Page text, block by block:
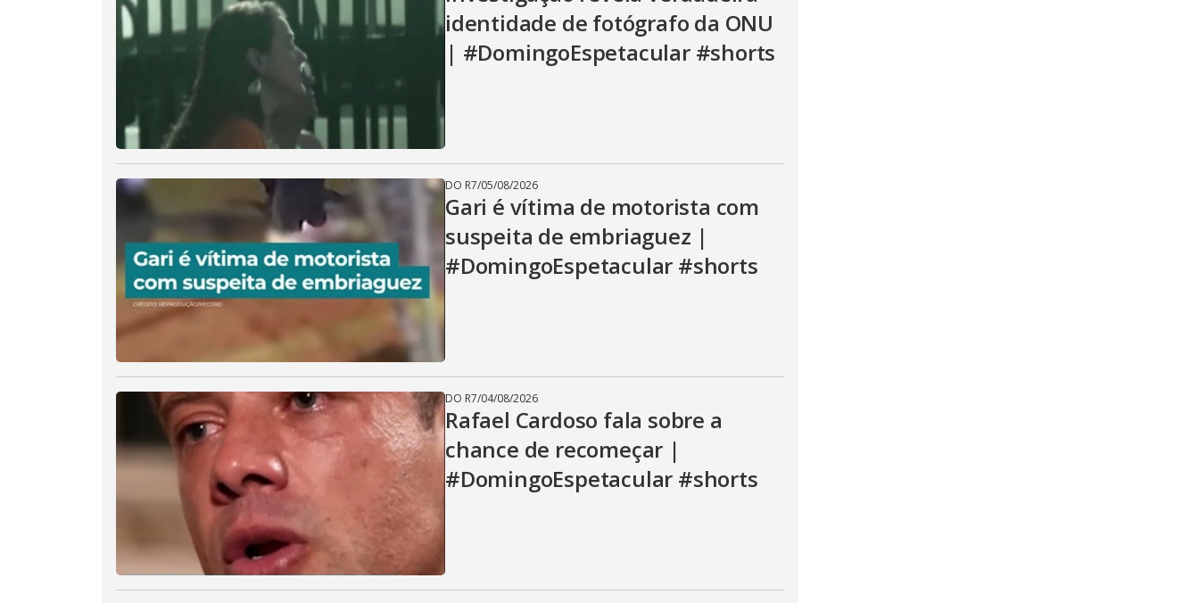
identidade de fotógrafo da ONU
| #DomingoEspetacular #shorts
DO R7/05/08/2026
Gari é vítima de motorista com
suspeita de embriaguez |
#DomingoEspetacular #shorts
DO R7/04/08/2026
Rafael Cardoso fala sobre a
chance de recomeçar |
#DomingoEspetacular #shorts